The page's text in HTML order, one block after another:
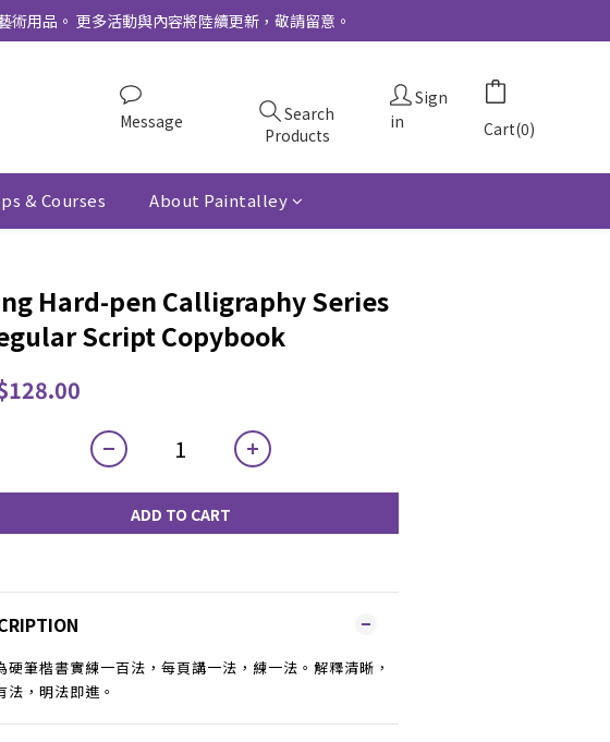
用品。 更多活動與內容將陸續更新，敬請留意。
Message
Search
Products
Sign
in
Cart(0)
& Courses About Paintalley
Hard-pen Calligraphy Series
Script Copybook
ADD TO CART
硬筆楷書實練一百法，每頁講一法，練一法。解釋清晰，
法，明法即進。